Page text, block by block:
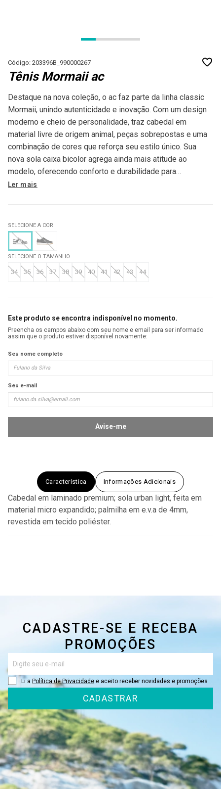
Código: 203396B_990000267
Tênis Mormaii ac
Destaque na nova coleção, o ac faz parte da linha classic
Mormaii, unindo autenticidade e inovação. Com um design
moderno e cheio de personalidade, traz cabedal em
material livre de origem animal, peças sobrepostas e uma
combinação de cores que reforça seu estilo único. Sua
nova sola caixa bicolor agrega ainda mais atitude ao
modelo, oferecendo conforto e durabilidade para
acompanhar qualquer rotina. Uso: indicado para uso urbano.
Ler mais
SELECIONE O TAMANHO
34 35 36 37 38 39 40 41 42 43 44
SELECIONE A COR
Este produto se encontra indisponível no momento.
Preencha os campos abaixo com seu nome e email para ser informado
assim que o produto estiver disponível novamente:
Seu nome completo
Seu e-mail
Avise-me
Característica Informações Adicionais
Cabedal em laminado premium; sola urban light, feita em
material micro expandido; palmilha em e.v.a de 4mm,
revestida em tecido poliéster.
CADASTRE-SE E RECEBA
PROMOÇÕES
Li a Política de Privacidade e aceito receber novidades e promoções
CADASTRAR